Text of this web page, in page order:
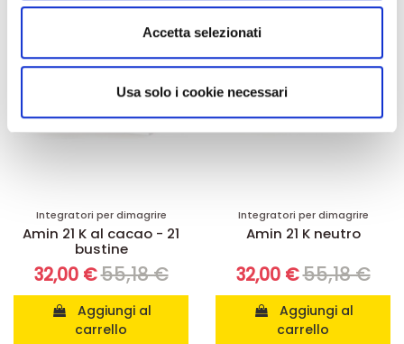
Utilizziamo i cookie per personalizzare contenuti ed
analizzare il nostro traffico. Condividiamo inoltre
informazioni sul modo in cui utilizza il nostro sito con i
nostri partner che si occupano di analisi dei dati web,
pubblicità e social media, i quali potrebbero combinarle
Accetta selezionati
Usa solo i cookie necessari
Integratori per dimagrire
Amin 21 K al cacao - 21
bustine
32,00 €55,18 €
carrello
Integratori per dimagrire
Amin 21 K neutro
32,00 €55,18 €
carrello